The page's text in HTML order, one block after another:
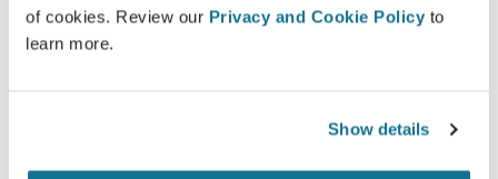
of cookies. Review our Privacy and Cookie Policy to
learn more.
Show details
*Etude en ligne menée auprès de patientes opérées entre
mai 2010 et septembre 2011 en Suisse pour une augmentation